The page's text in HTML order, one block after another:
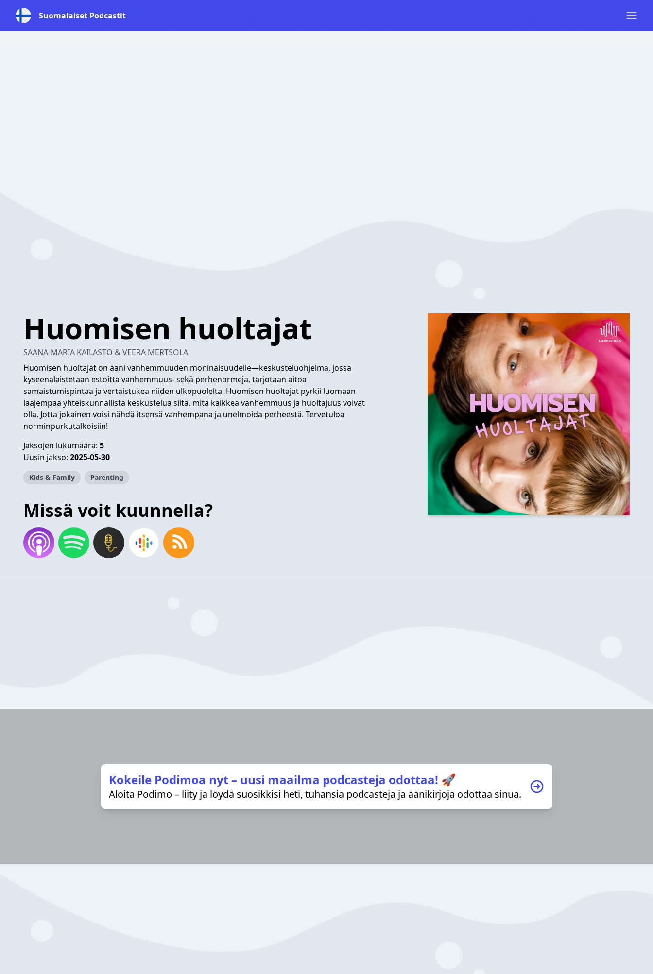
Suomalaiset Podcastit
Huomisen huoltajat
SAANA-MARIA KAILASTO & VEERA MERTSOLA
Huomisen huoltajat on ääni vanhemmuuden moninaisuudelle—keskusteluohjelma, jossa
kyseenalaistetaan estoitta vanhemmuus- sekä perhenormeja, tarjotaan aitoa
samaistumispintaa ja vertaistukea niiden ulkopuolelta. Huomisen huoltajat pyrkii luomaan
laajempaa yhteiskunnallista keskustelua siitä, mitä kaikkea vanhemmuus ja huoltajuus voivat
olla. Jotta jokainen voisi nähdä itsensä vanhempana ja unelmoida perheestä. Tervetuloa
norminpurkutalkoisiin!
Jaksojen lukumäärä: 5
Uusin jakso: 2025-05-30
Kids & Family Parenting
Missä voit kuunnella?
Kokeile Podimoa nyt – uusi maailma podcasteja odottaa! 🚀
Aloita Podimo – liity ja löydä suosikkisi heti, tuhansia podcasteja ja äänikirjoja odottaa sinua.